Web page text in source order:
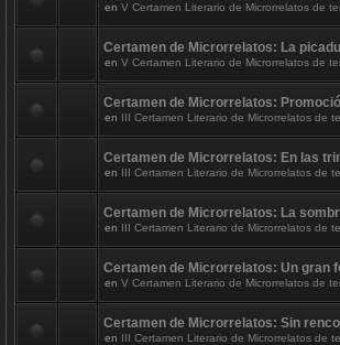
en V Certamen Literario de Microrrelatos de
Certamen de Microrrelatos: La
en V Certamen Literario de Microrrelatos de
Certamen de Microrrelatos:
en III Certamen Literario de Microrrelatos de
Certamen de Microrrelatos: En las
en III Certamen Literario de Microrrelatos de
Certamen de Microrrelatos: La
en III Certamen Literario de Microrrelatos de
Certamen de Microrrelatos: Un gran
en V Certamen Literario de Microrrelatos de
Certamen de Microrrelatos: Sin
en III Certamen Literario de Microrrelatos de